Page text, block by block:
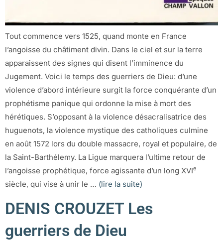
Tout commence vers 1525, quand monte en France
l’angoisse du châtiment divin. Dans le ciel et sur la terre
apparaissent des signes qui disent l’imminence du
Jugement. Voici le temps des guerriers de Dieu: d’une
violence d’abord intérieure surgit la force conquérante d’un
prophétisme panique qui ordonne la mise à mort des
hérétiques. S’opposant à la violence désacralisatrice des
huguenots, la violence mystique des catholiques culmine
en août 1572 lors du double massacre, royal et populaire, de
la Saint-Barthélemy. La Ligue marquera l’ultime retour de
l’angoisse prophétique, force agissante d’un long XVIe
siècle, qui vise à unir le … (lire la suite)
DENIS CROUZET Les
guerriers de Dieu